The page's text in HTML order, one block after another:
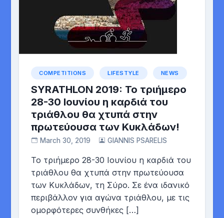
COMPETITIONS LIFESTYLE NEWS
SYRATHLON 2019: Το τριήμερο
28-30 Ιουνίου η καρδιά του
τριάθλου θα χτυπά στην
πρωτεύουσα των Κυκλάδων!
March 30, 2019 GIANNIS PSARELIS
Το τριήμερο 28-30 Ιουνίου η καρδιά του
τριάθλου θα χτυπά στην πρωτεύουσα
των Κυκλάδων, τη Σύρο. Σε ένα ιδανικό
περιβάλλον για αγώνα τριάθλου, με τις
ομορφότερες συνθήκες […]